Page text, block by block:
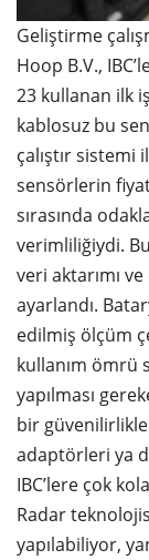
Geliştirme
Hoop B.V.,
23 kullanan ilk
kablosuz bu
çalıştır sistemi
sensörlerin
sırasında
verimliliğiydi.
veri aktarımı
ayarlandı.
edilmiş ölçüm
kullanım ömrü
yapılması
bir güvenilirlikle
adaptörleri ya
IBC’lere çok
Radar
yapılabiliyor,